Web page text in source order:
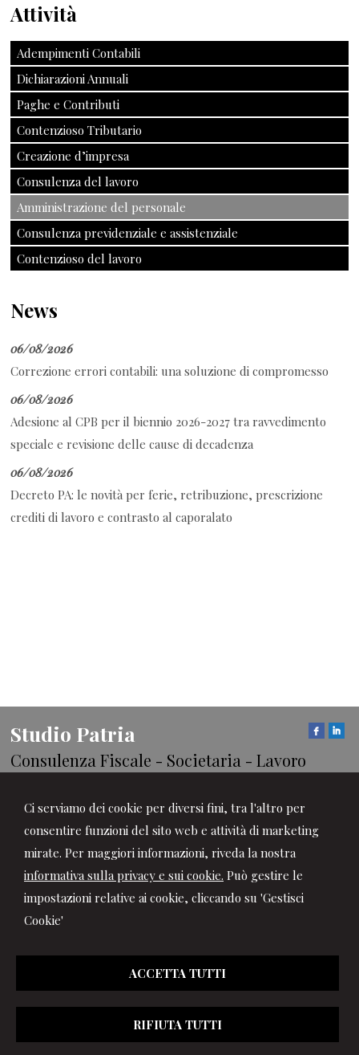
Ci serviamo dei cookie per diversi fini, tra l'altro per
consentire funzioni del sito web e attività di marketing
mirate. Per maggiori informazioni, riveda la nostra
informativa sulla privacy e sui cookie. Può gestire le
impostazioni relative ai cookie, cliccando su 'Gestisci
Cookie'
ACCETTA TUTTI
RIFIUTA TUTTI
Attività
Adempimenti Contabili
Dichiarazioni Annuali
Paghe e Contributi
Contenzioso Tributario
Creazione d’impresa
Consulenza del lavoro
Amministrazione del personale
Consulenza previdenziale e assistenziale
Contenzioso del lavoro
News
06/08/2026
Correzione errori contabili: una soluzione di compromesso
06/08/2026
Adesione al CPB per il biennio 2026-2027 tra ravvedimento
speciale e revisione delle cause di decadenza
06/08/2026
Decreto PA: le novità per ferie, retribuzione, prescrizione
crediti di lavoro e contrasto al caporalato
Studio Patria
Consulenza Fiscale - Societaria - Lavoro
Tel.0119091572Fax0119044707
© 2026 Copyright Studio Patria . Tutti i diritti riservati | P.IVA
11959510014 | Gestisci Cookie-Sitemap-Privacy-Cookie
policy-Credits